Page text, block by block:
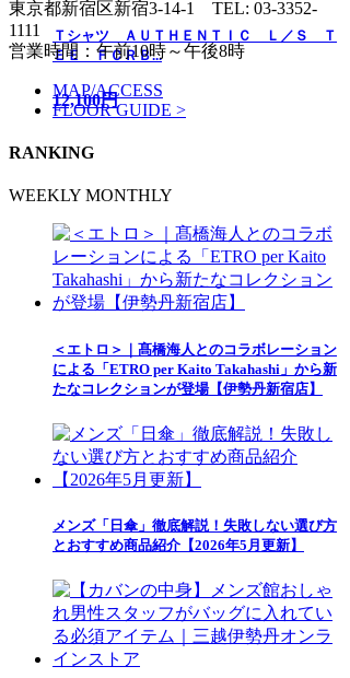
Ｔシャツ ＡＵＴＨＥＮＴＩＣ Ｌ／Ｓ Ｔ
ＥＥ ＦＣＲＢ...
12,100円
東京都新宿区新宿3-14-1 TEL: 03-3352-
1111
営業時間：午前10時～午後8時
MAP/ACCESS
FLOOR GUIDE >
RANKING
WEEKLY MONTHLY
＜エトロ＞｜髙橋海人とのコラボレーション
による「ETRO per Kaito Takahashi」から新
たなコレクションが登場【伊勢丹新宿店】
メンズ「日傘」徹底解説！失敗しない選び方
とおすすめ商品紹介【2026年5月更新】